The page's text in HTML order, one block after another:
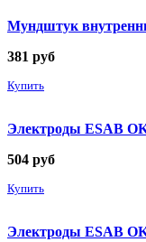
Мундштук
381 руб
Купить
Электроды ESAB
504 руб
Купить
Электроды ESAB